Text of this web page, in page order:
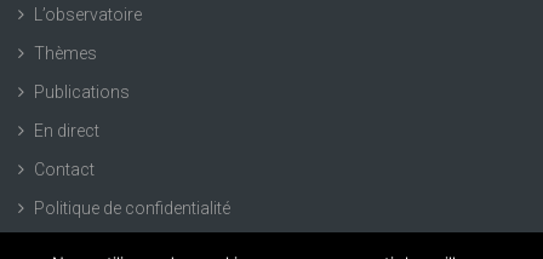
L’observatoire
Thèmes
Publications
En direct
Contact
Politique de confidentialité